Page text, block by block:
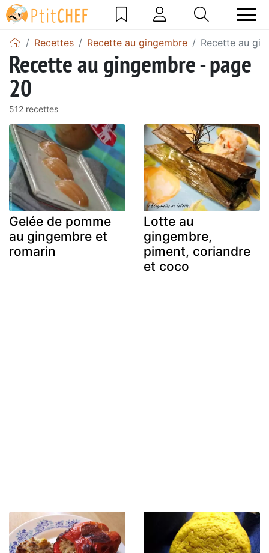
Recettes Recette au gingembre Recette au
Recette au gingembre - page
20
512 recettes
Gelée de pomme
au gingembre et
romarin
Lotte au
gingembre,
piment, coriandre
et coco